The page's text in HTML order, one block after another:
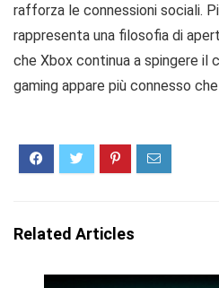
rafforza le connessioni sociali.
rappresenta una filosofia di
che Xbox continua a spingere il
gaming appare più connesso che
Related Articles